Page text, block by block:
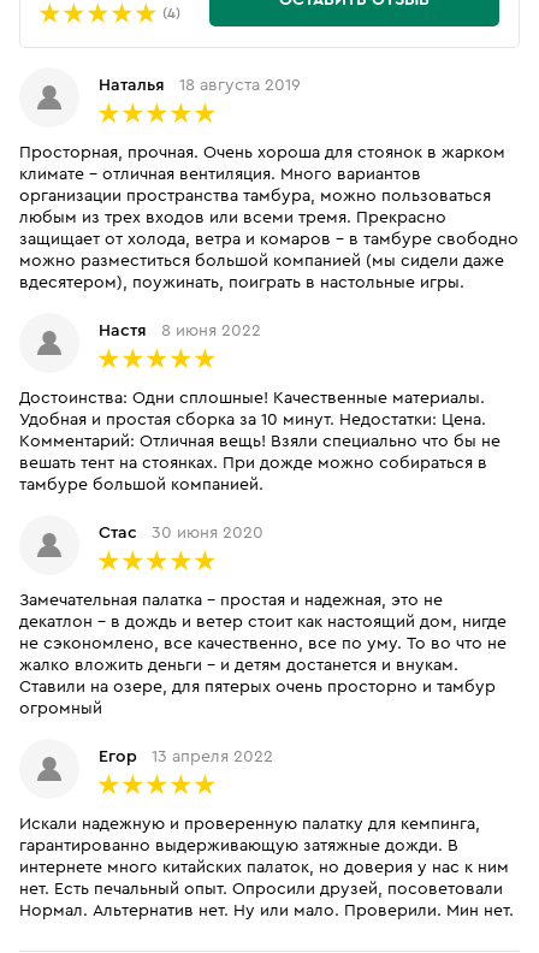
(4)
Наталья 18 августа 2019
Просторная, прочная. Очень хороша для стоянок в жарком
климате - отличная вентиляция. Много вариантов
организации пространства тамбура, можно пользоваться
любым из трех входов или всеми тремя. Прекрасно
защищает от холода, ветра и комаров - в тамбуре свободно
можно разместиться большой компанией (мы сидели даже
вдесятером), поужинать, поиграть в настольные игры.
Настя 8 июня 2022
Достоинства: Одни сплошные! Качественные материалы.
Удобная и простая сборка за 10 минут. Недостатки: Цена.
Комментарий: Отличная вещь! Взяли специально что бы не
вешать тент на стоянках. При дожде можно собираться в
тамбуре большой компанией.
Стас 30 июня 2020
Замечательная палатка - простая и надежная, это не
декатлон - в дождь и ветер стоит как настоящий дом, нигде
не сэкономлено, все качественно, все по уму. То во что не
жалко вложить деньги - и детям достанется и внукам.
Ставили на озере, для пятерых очень просторно и тамбур
огромный
Егор 13 апреля 2022
Искали надежную и проверенную палатку для кемпинга,
гарантированно выдерживающую затяжные дожди. В
интернете много китайских палаток, но доверия у нас к ним
нет. Есть печальный опыт. Опросили друзей, посоветовали
Нормал. Альтернатив нет. Ну или мало. Проверили. Мин нет.